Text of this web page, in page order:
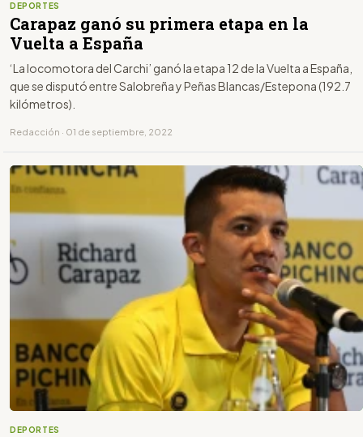
DEPORTES
Carapaz ganó su primera etapa en la
Vuelta a España
‘La locomotora del Carchi’ ganó la etapa 12 de la Vuelta a España,
que se disputó entre Salobreña y Peñas Blancas/Estepona (192.7
kilómetros).
Redacción · 01 de septiembre, 2022
DEPORTES